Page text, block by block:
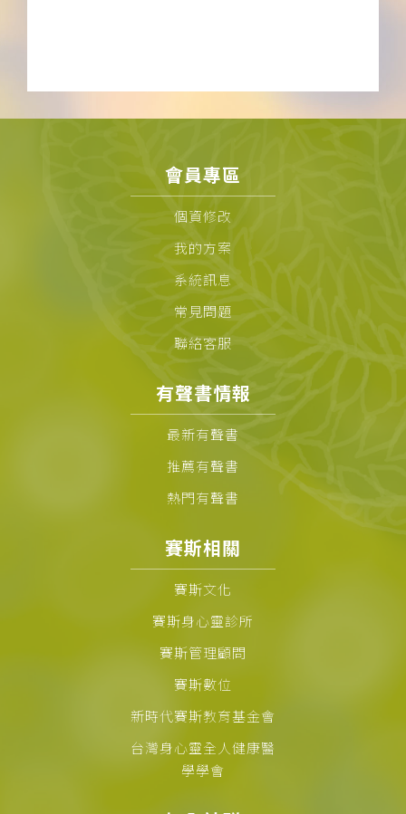
會員專區
個資修改
我的方案
系統訊息
常見問題
聯絡客服
有聲書情報
最新有聲書
推薦有聲書
熱門有聲書
賽斯相關
賽斯文化
賽斯身心靈診所
賽斯管理顧問
賽斯數位
新時代賽斯教育基金會
台灣身心靈全人健康醫
學學會